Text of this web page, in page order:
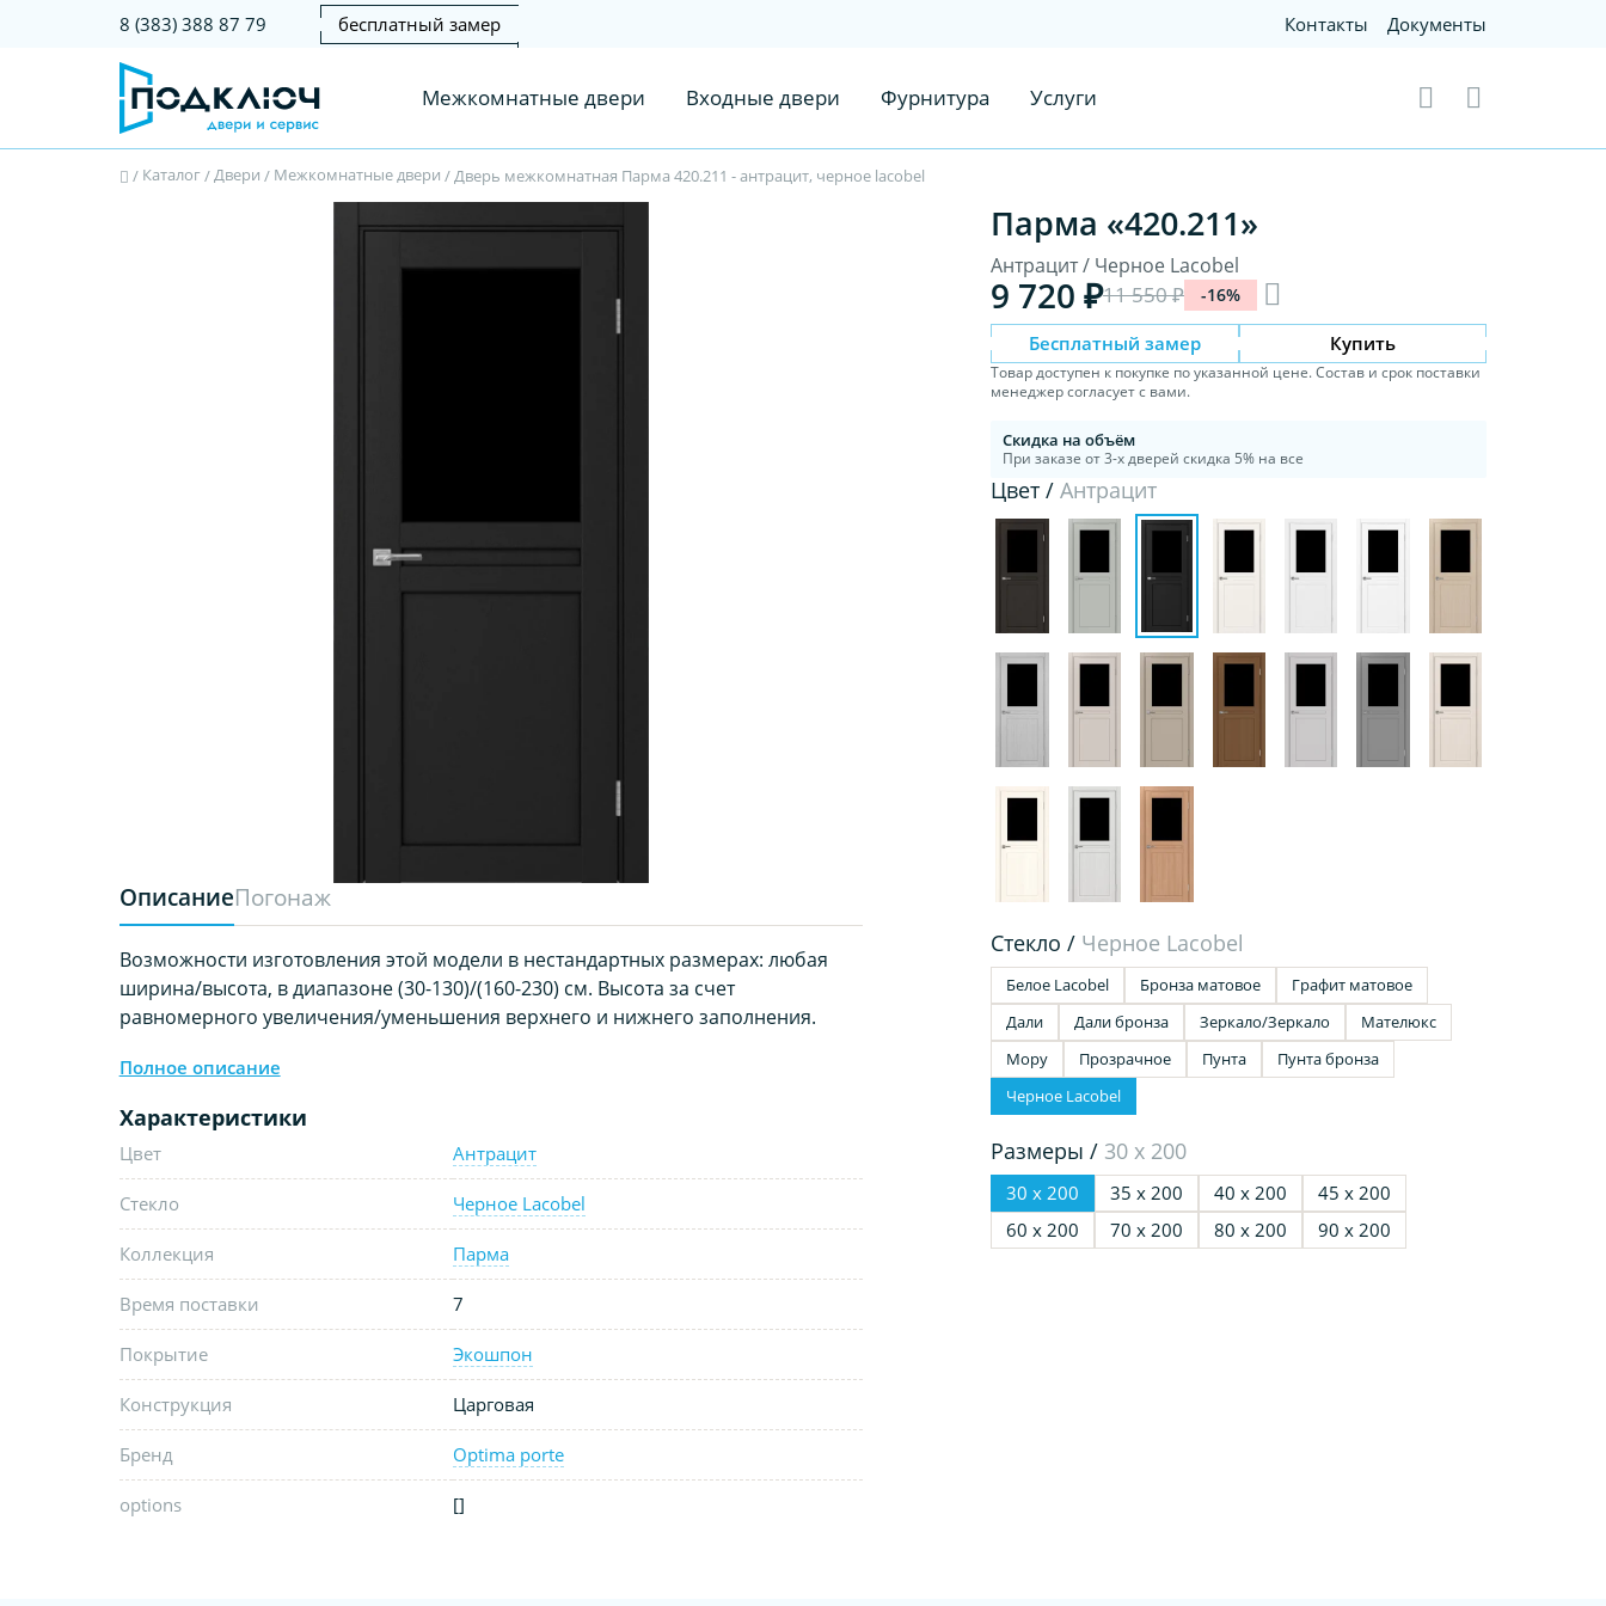
8 (383) 388 87 79 бесплатный замер Контакты Документы
Межкомнатные двери Входные двери Фурнитура Услуги
/ Каталог/Двери / Межкомнатные двери /Дверь межкомнатная Парма 420.211 - антрацит, черное lacobel
ОписаниеПогонаж
Возможности изготовления этой модели в нестандартных размерах: любая
ширина/высота, в диапазоне (30-130)/(160-230) см. Высота за счет
равномерного увеличения/уменьшения верхнего и нижнего заполнения.
Полное описание
Характеристики
Цвет Антрацит
Стекло Черное Lacobel
Коллекция Парма
Время поставки 7
Покрытие Экошпон
Конструкция Царговая
Бренд Optima porte
options []
Парма «420.211»
Антрацит / Черное Lacobel
9 720 ₽11 550 ₽ -16%
Бесплатный замер Купить
Товар доступен к покупке по указанной цене. Состав и срок поставки
менеджер согласует с вами.
Скидка на объём
При заказе от 3-х дверей скидка 5% на все
Цвет /Антрацит
Стекло / Черное Lacobel
Белое Lacobel Бронза матовое
Графит матовое
Дали
Дали бронза Зеркало/Зеркало
Мателюкс
Мору
Прозрачное Пунта
Пунта бронза
Черное Lacobel
Размеры / 30 х 200
30 х 200 35 х 200 40 х 200
45 х 200
60 х 200
70 х 200 80 х 200 90 х 200